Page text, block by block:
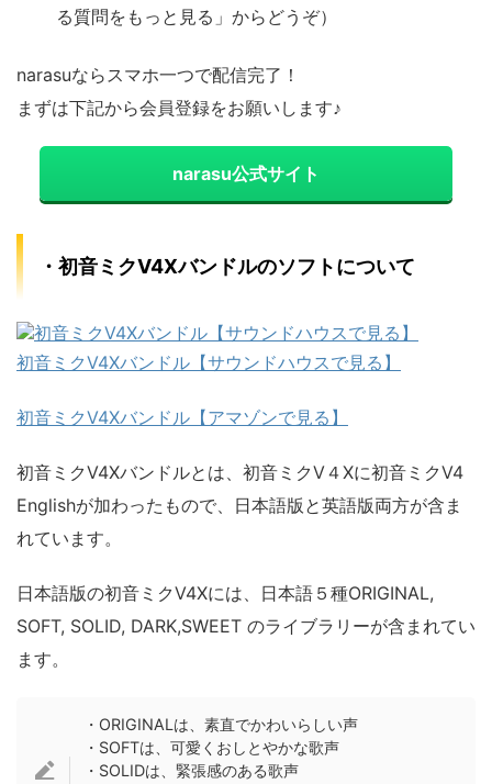
る質問をもっと見る」からどうぞ）
narasuならスマホ一つで配信完了！
まずは下記から会員登録をお願いします♪
narasu公式サイト
・初音ミクV4Xバンドルのソフトについて
初音ミクV4Xバンドル【サウンドハウスで見る】
初音ミクV4Xバンドル【アマゾンで見る】
初音ミクV4Xバンドルとは、初音ミクV４Xに初音ミクV4
Englishが加わったもので、日本語版と英語版両方が含ま
れています。
日本語版の初音ミクV4Xには、日本語５種ORIGINAL,
SOFT, SOLID, DARK,SWEET のライブラリーが含まれてい
ます。
・ORIGINALは、素直でかわいらしい声
・SOFTは、可愛くおしとやかな歌声
・SOLIDは、緊張感のある歌声